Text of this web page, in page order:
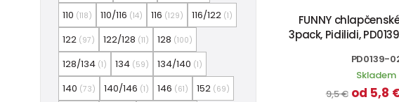
110 (118) 110/116 (14) 116 (129) 116/122 (1)
122 (97) 122/128 (11) 128 (100)
128/134 (1) 134 (59) 134/140 (1)
140 (73) 140/146 (1) 146 (61) 152 (69)
FUNNY
3pack, Pidilidi,
PD0139-
Skladem
9,5 € od 5,8